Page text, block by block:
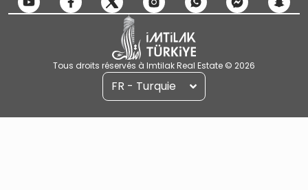
Tous droits réservés à Imtilak Real Estate © 2026
FR - Turquie